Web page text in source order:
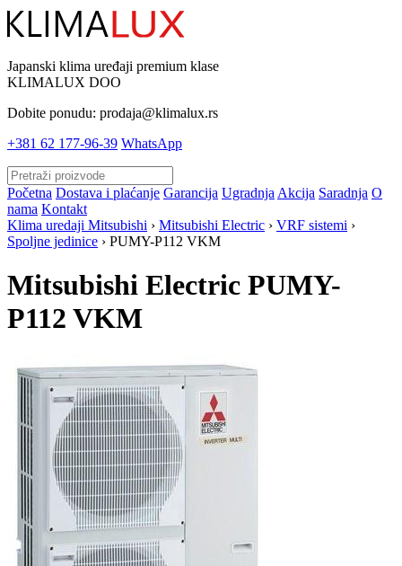
Japanski klima uređaji premium klase
KLIMALUX DOO
Dobite ponudu: prodaja@klimalux.rs
+381 62 177-96-39 WhatsApp
Početna Dostava i plaćanje Garancija Ugradnja Akcija Saradnja O
nama Kontakt
Klima uredaji Mitsubishi › Mitsubishi Electric › VRF sistemi ›
Spoljne jedinice › PUMY-P112 VKM
Mitsubishi Electric PUMY-
P112 VKM